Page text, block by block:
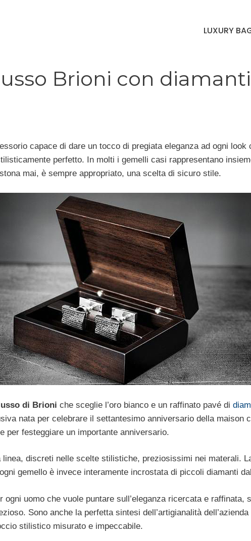
LUXURY
Brioni con diamanti
capace di dare un tocco di pregiata eleganza ad ogni look
perfetto. In molti i gemelli casi rappresentano
mai, è sempre appropriato, una scelta di sicuro stile.
di Brioni che sceglie l’oro bianco e un raffinato pavé di
nata per celebrare il settantesimo anniversario della maison
per festeggiare un importante anniversario.
discreti nelle scelte stilistiche, preziosissimi nei materali.
gemello è invece interamente incrostata di piccoli diamanti
ogni uomo che vuole puntare sull’eleganza ricercata e raffinata,
Sono anche la perfetta sintesi dell’artigianalità
stilistico misurato e impeccabile.